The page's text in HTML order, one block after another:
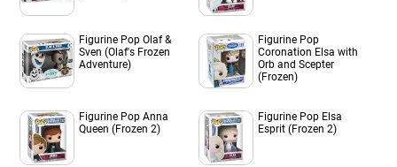
Figurine Pop Olaf &
Sven (Olaf's Frozen
Adventure)
Figurine Pop
Coronation Elsa with
Orb and Scepter
(Frozen)
Figurine Pop Anna
Queen (Frozen 2)
Figurine Pop Elsa
Esprit (Frozen 2)